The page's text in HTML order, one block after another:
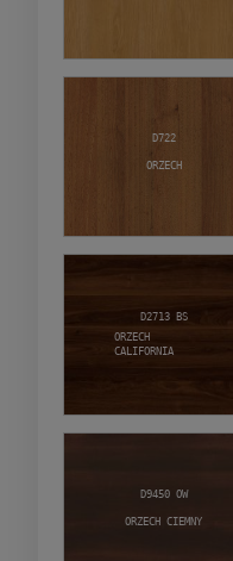
Orzech
D722
Orzech
California
D2713 BS
Orzech Ciemny
D9450 OW